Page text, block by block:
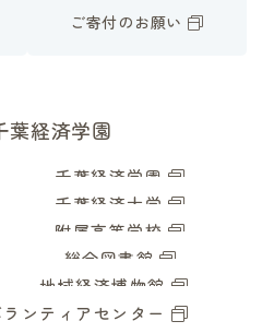
ご寄付のお願い
葉経済学園
千葉経済学園
千葉経済大学
附属高等学校
総合図書館
地域経済博物館
ランティアセンター